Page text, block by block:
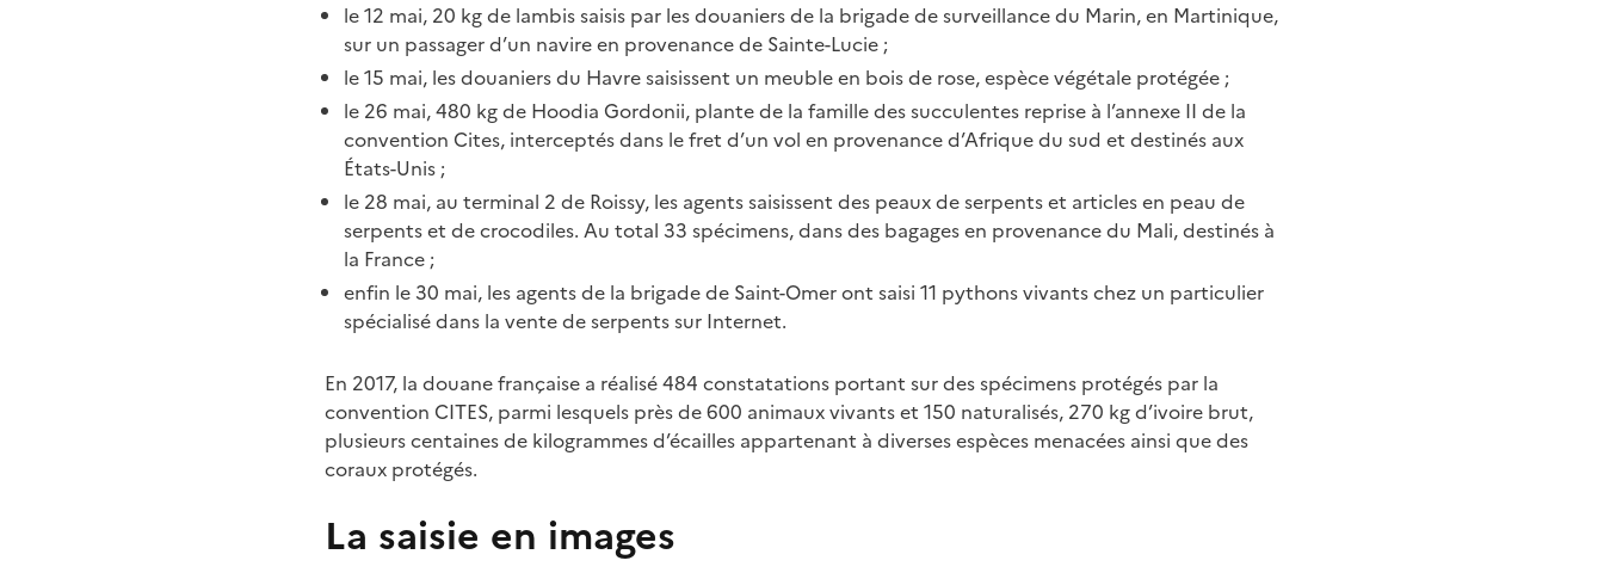
le 12 mai, 20 kg de lambis saisis par les douaniers de la brigade de surveillance du Marin, en Martinique,
sur un passager d’un navire en provenance de Sainte-Lucie ;
le 15 mai, les douaniers du Havre saisissent un meuble en bois de rose, espèce végétale protégée ;
le 26 mai, 480 kg de Hoodia Gordonii, plante de la famille des succulentes reprise à l’annexe II de la
convention Cites, interceptés dans le fret d’un vol en provenance d’Afrique du sud et destinés aux
États-Unis ;
le 28 mai, au terminal 2 de Roissy, les agents saisissent des peaux de serpents et articles en peau de
serpents et de crocodiles. Au total 33 spécimens, dans des bagages en provenance du Mali, destinés à
la France ;
enfin le 30 mai, les agents de la brigade de Saint-Omeront saisi 11 pythons vivants chez un particulier
spécialisé dans la vente de serpents sur Internet.
En 2017, la douane française a réalisé 484 constatations portant sur des spécimens protégés par la
convention CITES, parmi lesquels près de 600 animaux vivants et 150 naturalisés, 270 kg d’ivoire brut,
plusieurs centaines de kilogrammes d’écailles appartenant à diverses espèces menacées ainsi que des
coraux protégés.
La saisie en images